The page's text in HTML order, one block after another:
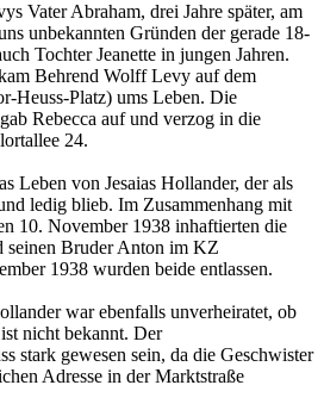
Vater Abraham, drei Jahre später, am
unbekannten Gründen der gerade 18-
Tochter Jeanette in jungen Jahren.
Behrend Wolff Levy auf dem
Heuss-Platz) ums Leben. Die
Rebecca auf und verzog in die
24.
Leben von Jesaias Hollander, der als
ledig blieb. Im Zusammenhang mit
10. November 1938 inhaftierten die
seinen Bruder Anton im KZ
1938 wurden beide entlassen.
war ebenfalls unverheiratet, ob
nicht bekannt. Der
stark gewesen sein, da die Geschwister
Adresse in der Marktstraße